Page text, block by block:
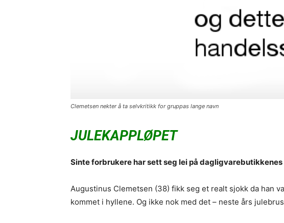
Clemetsen nekter å ta selvkritikk for gruppas lange navn
JULEKAPPLØPET
Sinte forbrukerehar sett seg lei på dagligvarebutikkenes
Augustinus Clemetsen (38) fikk seg et realt sjokk da han
kommet i hyllene. Og ikke nok med det – neste års